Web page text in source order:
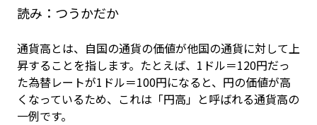
読み： つうかだか
通貨高とは、自国の通貨の価値が他国の通貨に対して上
昇することを指します。たとえば、1ドル＝120円だっ
た為替レートが1ドル＝100円になると、円の価値が高
くなっているため、これは「円高」と呼ばれる通貨高の
一例です。